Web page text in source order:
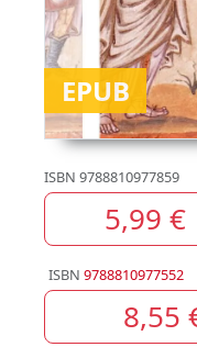
EPUB
ISBN 9788810977859
5,99 €
ISBN 9788810977552
8,55